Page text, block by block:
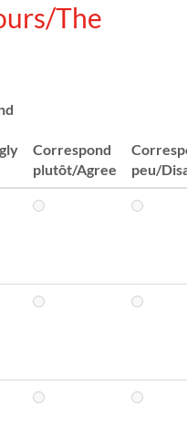
The
Correspond
plutôt/Agree
peu/